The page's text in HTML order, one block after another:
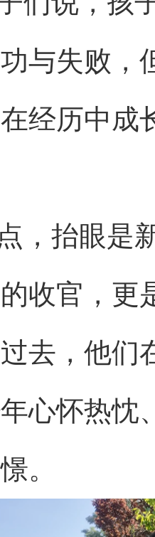
与失败，
经历中成
，抬眼是
收官，更
去，他们
心怀热忱
。